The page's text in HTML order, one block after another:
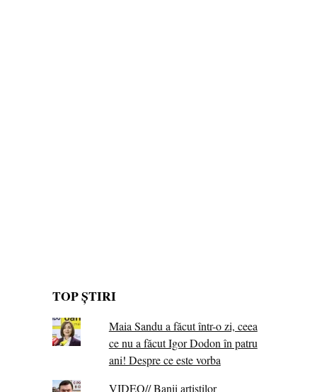
TOP ȘTIRI
Maia Sandu a făcut într-o zi, ceea
ce nu a făcut Igor Dodon în patru
ani! Despre ce este vorba
VIDEO// Banii artiștilor